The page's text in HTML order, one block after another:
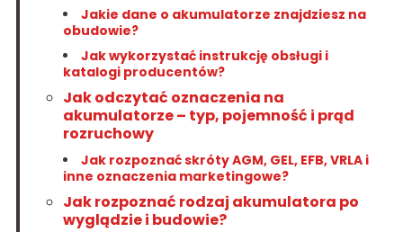
Jakie dane o akumulatorze znajdziesz na
obudowie?
Jak wykorzystać instrukcję obsługi i
katalogi producentów?
Jak odczytać oznaczenia na
akumulatorze – typ, pojemność i prąd
rozruchowy
Jak rozpoznać skróty AGM, GEL, EFB, VRLA i
inne oznaczenia marketingowe?
Jak rozpoznać rodzaj akumulatora po
wyglądzie i budowie?